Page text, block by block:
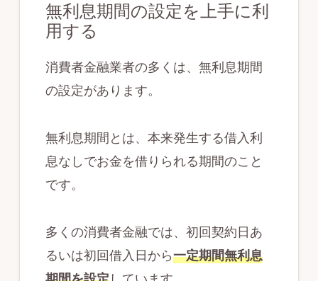
無利息期間の設定を上手に利
用する
消費者金融業者の多くは、無利息期間
の設定があります。
無利息期間とは、本来発生する借入利
息なしでお金を借りられる期間のこと
です。
多くの消費者金融では、初回契約日あ
るいは初回借入日から一定期間無利息